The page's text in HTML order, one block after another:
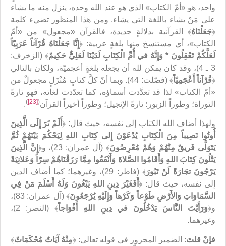
واحد، هو «أمّ الكتاب» الذي هو عند الله وحده، ينزل منه ما يشاء
على مَنْ يشاء باللغة التي يشاء. ومن هذا المنظور تضيء كلمة
﴿جَعَلْنَاهُ﴾ القرآنية بدلالةٍ جديدة، فالقرآن «مجعول» من «أمّ
الكتاب»، أي مستنسخ منها بلغةٍ عربية: ﴿إِنَّا جَعَلْنَاهُ قُرْآناً عَرَبِيّاً
لَعَلَّكُمْ تَعْقِلُونَ * وَإِنَّهُ في‏ أُمِّ الْكِتَابِ لَدَيْنَا لَعَلِيٌّ حَكِيمٌ﴾ (الزخرف:
3 ـ 4)، وقد كان يمكن لله أن يجعله بلغةٍ أعجميّة، ولكان بالتالي
﴿قُرْآناً أَعْجَمِيّاً
﴾ (فصّلت: 44). وبما أنّ كلَّ كتابٍ مُنْزَلٍ مجعولٌ من
«أمّ الكتاب» لذا قد تعدَّدت أسماؤه، كما تعدّدت لغاته، فهو تارةً
التوراة؛ وطوراً الزبور؛ تارةً الإنجيل؛ وطوراً أخيراً القرآن(
[23]
)
.
ولهذا أضاف الله الكتاب إلى نفسه، حيث قال: ﴿ أَلَمْ تَرَ إِلَى الَّذِينَ
أُوتُوا نَصِيباً مِنَ الْكِتَابِ يُدْعَوْنَ إِلى‏ كِتَابِ اللهِ لِيَحْكُمَ بَيْنَهُمْ ثُمَّ
يَتَوَلَّى فَريقٌ مِنْهُمْ وَهُمْ مُعْرِضُونَ﴾ (آل عمران: 23)، و﴿
إِنَّ الَّذِينَ
يَتْلُونَ كِتَابَ اللهِ وَأَقَامُوا الصَّلاةَ وَأَنْفَقُوا مِمَّا رَزَقْنَاهُمْ سِرّاً وَعَلانِيَةً
يَرْجُونَ تجَارَةً لَنْ تَبُورَ
﴾ (فاطر: 29)، وغيرهما؛ كما أضاف الدين
إلى نفسه، حيث قال: ﴿أَفَغَيْرَ دِينِ اللهِ يَبْغُونَ وَلَهُ أَسْلَمَ مَنْ فِي
السَّمَاوَاتِ وَالأَرْضِ طَوْعاً وَكَرْهاً وَإِلَيْهِ يُرْجَعُونَ
﴾ (آل عمران: 83)،
و﴿وَرَأَيْتَ النَّاسَ يَدْخُلُونَ في‏ دِينِ اللهِ أَفْوَاجاً
﴾ (النصر: 2)،
وغيرهما.
فإنْ قلتَ: الضمير المجرور في قوله تعالى: ﴿مِنْهُ آيَاتٌ مُحْكَمَاتٌ﴾